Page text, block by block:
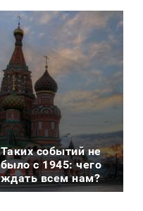
Таких событий не
было с 1945: чего
ждать всем нам?